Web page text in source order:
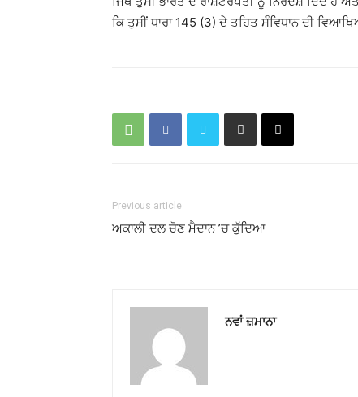
ਕਿ ਤੁਸੀਂ ਧਾਰਾ 145 (3) ਦੇ ਤਹਿਤ ਸੰਵਿਧਾਨ ਦੀ
Previous article
ਅਕਾਲੀ ਦਲ ਚੋਣ ਮੈਦਾਨ ’ਚ ਕੁੱਦਿਆ
ਨਵਾਂ ਜ਼ਮਾਨਾ